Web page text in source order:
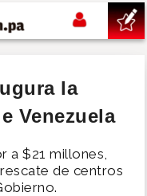
la
Venezuela
a $21 millones,
de centros